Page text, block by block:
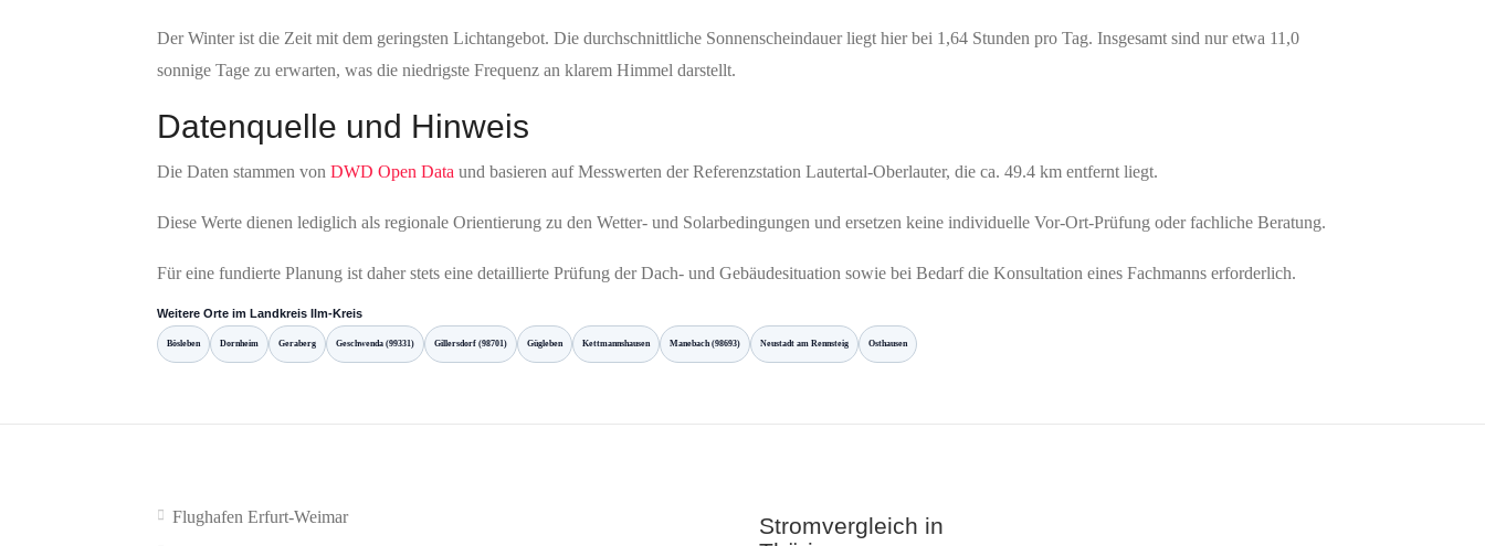
Der Winter ist die Zeit mit dem geringsten Lichtangebot. Die durchschnittliche Sonnenscheindauer liegt hier bei 1,64 Stunden pro Tag. Insgesamt sind nur etwa 11,0
sonnige Tage zu erwarten, was die niedrigste Frequenz an klarem Himmel darstellt.
Datenquelle und Hinweis
Die Daten stammen von DWD Open Data und basieren auf Messwerten der Referenzstation Lautertal-Oberlauter, die ca. 49.4 km entfernt liegt.
Diese Werte dienen lediglich als regionale Orientierung zu den Wetter- und Solarbedingungen und ersetzen keine individuelle Vor-Ort-Prüfung oder fachliche Beratung.
Für eine fundierte Planung ist daher stets eine detaillierte Prüfung der Dach- und Gebäudesituation sowie bei Bedarf die Konsultation eines Fachmanns erforderlich.
Weitere Orte im Landkreis Ilm-Kreis
Bösleben Dornheim Geraberg Geschwenda (99331) Gillersdorf (98701) Gügleben Kettmannshausen Manebach (98693) Neustadt am Rennsteig Osthausen
Flughafen Erfurt-Weimar
Stromvergleich in